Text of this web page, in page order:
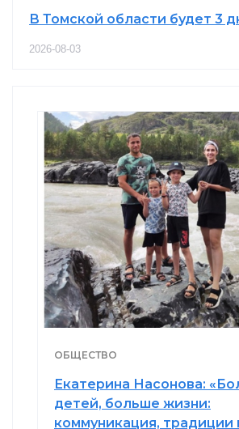
В Томской области будет 3
2026-08-03
ОБЩЕСТВО
Екатерина Насонова:
детей, больше жизни:
коммуникация, традиции